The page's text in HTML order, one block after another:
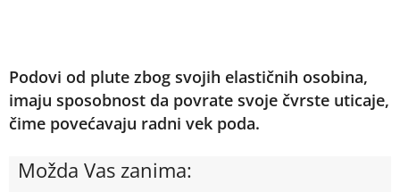
Podovi od plute zbog svojih elastičnih osobina,
imaju sposobnost da povrate svoje čvrste uticaje,
čime povećavaju radni vek poda.
Možda Vas zanima: